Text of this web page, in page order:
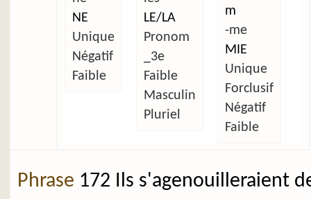
NE
Unique
Négatif
Faible
LE/LA
Pronom
_3e
Faible
Masculin
Pluriel
m
-me
MIE
Unique
Forclusif
Négatif
Faible
Phrase 172 Ils s'agenouilleraient